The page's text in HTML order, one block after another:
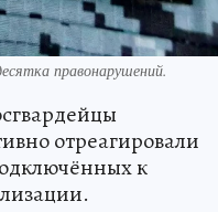
правонарушений.
отреагировали
к